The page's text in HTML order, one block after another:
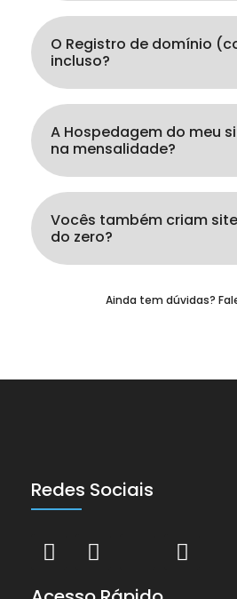
O Registro de domínio
incluso?
A Hospedagem do meu
na mensalidade?
Vocês também criam
do zero?
Ainda tem dúvidas?
Redes Sociais